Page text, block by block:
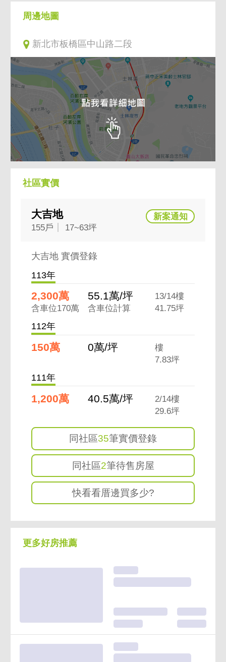
周邊地圖
新北市板橋區中山路二段
社區實價
大吉地
155戶 17~63坪
大吉地 實價登錄
113年
2,300萬
含車位170萬
55.1萬/坪
含車位計算
13/14樓
41.75坪
112年
150萬 0萬/坪
樓
7.83坪
111年
1,200萬 40.5萬/坪
2/14樓
29.6坪
同社區35筆實價登錄
同社區2筆待售房屋
快看看厝邊買多少?
更多好房推薦